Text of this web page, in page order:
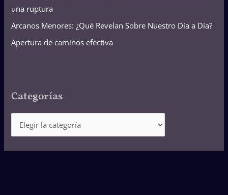
una ruptura
Arcanos Menores: ¿Qué Revelan Sobre Nuestro Día a Día?
Apertura de caminos efectiva
Categorías